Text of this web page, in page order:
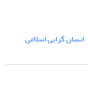
انسان گرایی اسلامی